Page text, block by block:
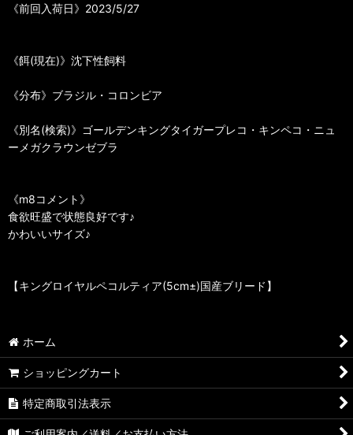
《前回入荷日》2023/5/27
《餌(現在)》沈下性飼料
《分布》ブラジル・コロンビア
《別名(検索)》ゴールデンキングタイガープレコ・キンペコ・ニュ
ーメガクラウンゼブラ
《m8コメント》
食欲旺盛で状態良好です♪
かわいいサイズ♪
【キングロイヤルペコルティア(5cm±)国産ブリード】
ホーム
ショッピングカート
特定商取引法表示